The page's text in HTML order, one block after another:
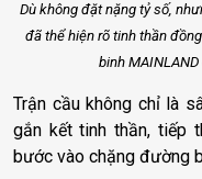
Dù không đặt nặng tỷ số,
đã thể hiện rõ tinh thần
binh
Trận cầu không chỉ là
gắn kết tinh thần, tiếp
bước vào chặng đường